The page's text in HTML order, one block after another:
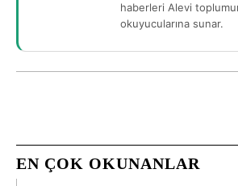
haberleri Alevi
okuyucularına sunar.
EN ÇOK OKUNANLAR